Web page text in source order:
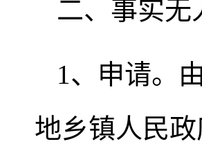
二、事实无
1、申请。
地乡镇人民